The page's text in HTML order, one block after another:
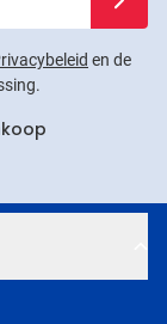
en de